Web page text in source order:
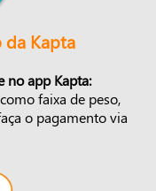
Kapta
no app Kapta:
faixa de peso,
o pagamento via